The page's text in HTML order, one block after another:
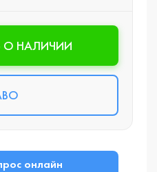
О НАЛИЧИИ
онлайн